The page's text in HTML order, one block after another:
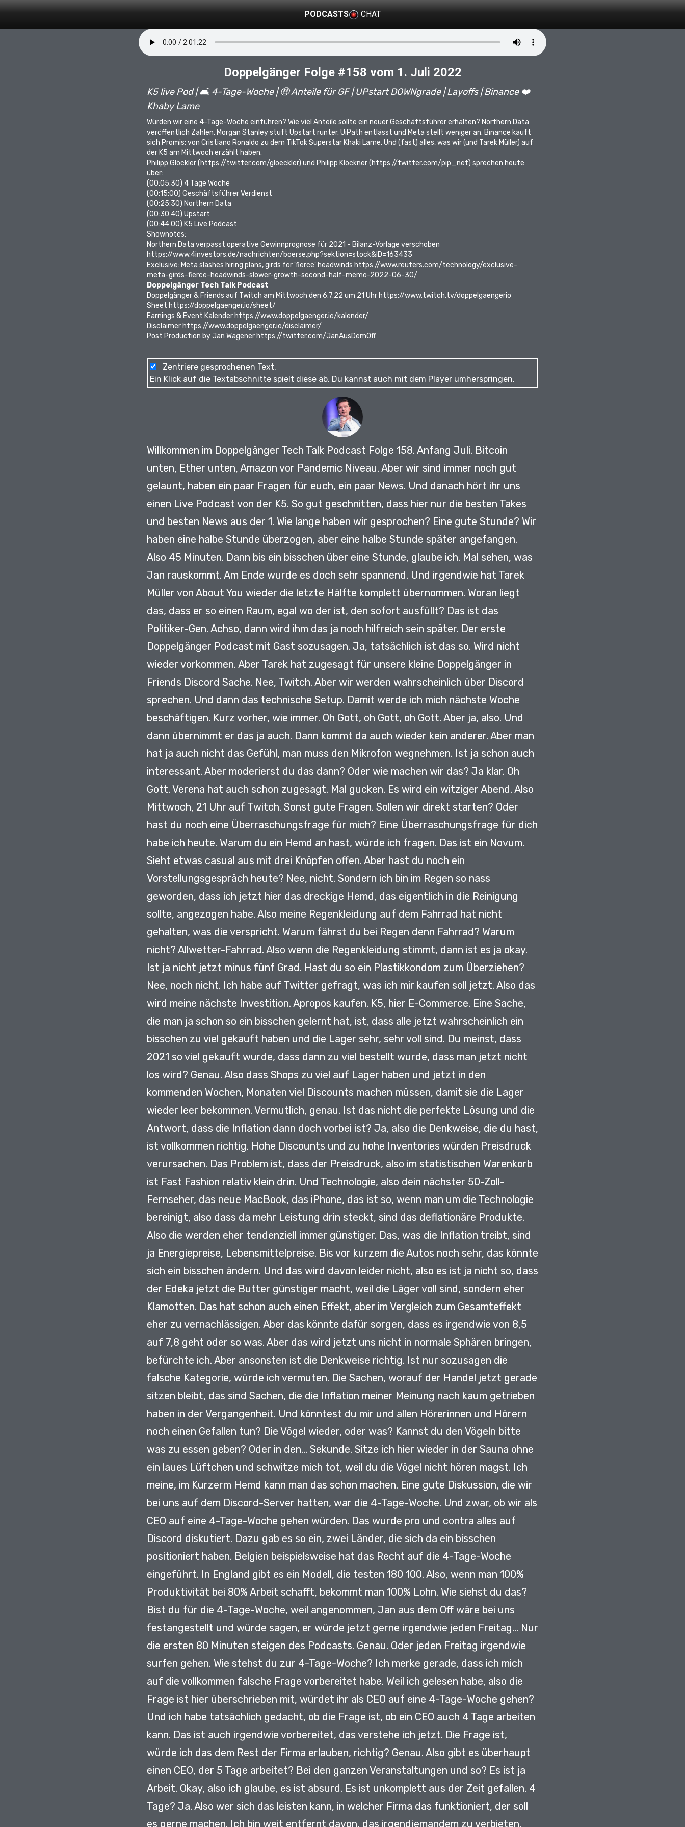
PODCASTS CHAT
Doppelgänger Folge #158 vom 1. Juli 2022
K5 live Pod | 🛋 4-Tage-Woche | 🤑 Anteile für GF | UPstart DOWNgrade | Layoffs | Binance ❤️
Khaby Lame
Würden wir eine 4-Tage-Woche einführen? Wie viel Anteile sollte ein neuer Geschäftsführer erhalten? Northern Data
veröffentlich Zahlen. Morgan Stanley stuft Upstart runter. UiPath entlässt und Meta stellt weniger an. Binance kauft
sich Promis: von Cristiano Ronaldo zu dem TikTok Superstar Khaki Lame. Und (fast) alles, was wir (und Tarek Müller) auf
der K5 am Mittwoch erzählt haben.
Philipp Glöckler (https://twitter.com/gloeckler) und Philipp Klöckner (https://twitter.com/pip_net) sprechen heute
über:
(00:05:30) 4 Tage Woche
(00:15:00) Geschäftsführer Verdienst
(00:25:30) Northern Data
(00:30:40) Upstart
(00:44:00) K5 Live Podcast
Shownotes:
Northern Data verpasst operative Gewinnprognose für 2021 - Bilanz-Vorlage verschoben
https://www.4investors.de/nachrichten/boerse.php?sektion=stock&ID=163433
Exclusive: Meta slashes hiring plans, girds for 'fierce' headwinds https://www.reuters.com/technology/exclusive-
meta-girds-fierce-headwinds-slower-growth-second-half-memo-2022-06-30/
Doppelgänger Tech Talk Podcast
Doppelgänger & Friends auf Twitch am Mittwoch den 6.7.22 um 21 Uhr https://www.twitch.tv/doppelgaengerio
Sheet https://doppelgaenger.io/sheet/
Earnings & Event Kalender https://www.doppelgaenger.io/kalender/
Disclaimer https://www.doppelgaenger.io/disclaimer/
Post Production by Jan Wagener https://twitter.com/JanAusDemOff
Zentriere gesprochenen Text.
Ein Klick auf die Textabschnitte spielt diese ab. Du kannst auch mit dem Player umherspringen.
Willkommen im Doppelgänger Tech Talk Podcast Folge 158. Anfang Juli. Bitcoin
unten, Ether unten, Amazon vor Pandemic Niveau. Aber wir sind immer noch gut
gelaunt, haben ein paar Fragen für euch, ein paar News. Und danach hört ihr uns
einen Live Podcast von der K5. So gut geschnitten, dass hier nur die besten Takes
und besten News aus der 1. Wie lange haben wir gesprochen? Eine gute Stunde? Wir
haben eine halbe Stunde überzogen, aber eine halbe Stunde später angefangen.
Also 45 Minuten. Dann bis ein bisschen über eine Stunde, glaube ich. Mal sehen, was
Jan rauskommt. Am Ende wurde es doch sehr spannend. Und irgendwie hat Tarek
Müller von About You wieder die letzte Hälfte komplett übernommen. Woran liegt
das, dass er so einen Raum, egal wo der ist, den sofort ausfüllt? Das ist das
Politiker-Gen. Achso, dann wird ihm das ja noch hilfreich sein später. Der erste
Doppelgänger Podcast mit Gast sozusagen. Ja, tatsächlich ist das so. Wird nicht
wieder vorkommen. Aber Tarek hat zugesagt für unsere kleine Doppelgänger in
Friends Discord Sache. Nee, Twitch. Aber wir werden wahrscheinlich über Discord
sprechen. Und dann das technische Setup. Damit werde ich mich nächste Woche
beschäftigen. Kurz vorher, wie immer. Oh Gott, oh Gott, oh Gott. Aber ja, also. Und
dann übernimmt er das ja auch. Dann kommt da auch wieder kein anderer. Aber man
hat ja auch nicht das Gefühl, man muss den Mikrofon wegnehmen. Ist ja schon auch
interessant. Aber moderierst du das dann? Oder wie machen wir das? Ja klar. Oh
Gott. Verena hat auch schon zugesagt. Mal gucken. Es wird ein witziger Abend. Also
Mittwoch, 21 Uhr auf Twitch. Sonst gute Fragen. Sollen wir direkt starten? Oder
hast du noch eine Überraschungsfrage für mich? Eine Überraschungsfrage für dich
habe ich heute. Warum du ein Hemd an hast, würde ich fragen. Das ist ein Novum.
Sieht etwas casual aus mit drei Knöpfen offen. Aber hast du noch ein
Vorstellungsgespräch heute? Nee, nicht. Sondern ich bin im Regen so nass
geworden, dass ich jetzt hier das dreckige Hemd, das eigentlich in die Reinigung
sollte, angezogen habe. Also meine Regenkleidung auf dem Fahrrad hat nicht
gehalten, was die verspricht. Warum fährst du bei Regen denn Fahrrad? Warum
nicht? Allwetter-Fahrrad. Also wenn die Regenkleidung stimmt, dann ist es ja okay.
Ist ja nicht jetzt minus fünf Grad. Hast du so ein Plastikkondom zum Überziehen?
Nee, noch nicht. Ich habe auf Twitter gefragt, was ich mir kaufen soll jetzt. Also das
wird meine nächste Investition. Apropos kaufen. K5, hier E-Commerce. Eine Sache,
die man ja schon so ein bisschen gelernt hat, ist, dass alle jetzt wahrscheinlich ein
bisschen zu viel gekauft haben und die Lager sehr, sehr voll sind. Du meinst, dass
2021 so viel gekauft wurde, dass dann zu viel bestellt wurde, dass man jetzt nicht
los wird? Genau. Also dass Shops zu viel auf Lager haben und jetzt in den
kommenden Wochen, Monaten viel Discounts machen müssen, damit sie die Lager
wieder leer bekommen. Vermutlich, genau. Ist das nicht die perfekte Lösung und die
Antwort, dass die Inflation dann doch vorbei ist? Ja, also die Denkweise, die du hast,
ist vollkommen richtig. Hohe Discounts und zu hohe Inventories würden Preisdruck
verursachen. Das Problem ist, dass der Preisdruck, also im statistischen Warenkorb
ist Fast Fashion relativ klein drin. Und Technologie, also dein nächster 50-Zoll-
Fernseher, das neue MacBook, das iPhone, das ist so, wenn man um die Technologie
bereinigt, also dass da mehr Leistung drin steckt, sind das deflationäre Produkte.
Also die werden eher tendenziell immer günstiger. Das, was die Inflation treibt, sind
ja Energiepreise, Lebensmittelpreise. Bis vor kurzem die Autos noch sehr, das könnte
sich ein bisschen ändern. Und das wird davon leider nicht, also es ist ja nicht so, dass
der Edeka jetzt die Butter günstiger macht, weil die Läger voll sind, sondern eher
Klamotten. Das hat schon auch einen Effekt, aber im Vergleich zum Gesamteffekt
eher zu vernachlässigen. Aber das könnte dafür sorgen, dass es irgendwie von 8,5
auf 7,8 geht oder so was. Aber das wird jetzt uns nicht in normale Sphären bringen,
befürchte ich. Aber ansonsten ist die Denkweise richtig. Ist nur sozusagen die
falsche Kategorie, würde ich vermuten. Die Sachen, worauf der Handel jetzt gerade
sitzen bleibt, das sind Sachen, die die Inflation meiner Meinung nach kaum getrieben
haben in der Vergangenheit. Und könntest du mir und allen Hörerinnen und Hörern
noch einen Gefallen tun? Die Vögel wieder, oder was? Kannst du den Vögeln bitte
was zu essen geben? Oder in den... Sekunde. Sitze ich hier wieder in der Sauna ohne
ein laues Lüftchen und schwitze mich tot, weil du die Vögel nicht hören magst. Ich
meine, im Kurzerm Hemd kann man das schon machen. Eine gute Diskussion, die wir
bei uns auf dem Discord-Server hatten, war die 4-Tage-Woche. Und zwar, ob wir als
CEO auf eine 4-Tage-Woche gehen würden. Das wurde pro und contra alles auf
Discord diskutiert. Dazu gab es so ein, zwei Länder, die sich da ein bisschen
positioniert haben. Belgien beispielsweise hat das Recht auf die 4-Tage-Woche
eingeführt. In England gibt es ein Modell, die testen 180 100. Also, wenn man 100%
Produktivität bei 80% Arbeit schafft, bekommt man 100% Lohn. Wie siehst du das?
Bist du für die 4-Tage-Woche, weil angenommen, Jan aus dem Off wäre bei uns
festangestellt und würde sagen, er würde jetzt gerne irgendwie jeden Freitag... Nur
die ersten 80 Minuten steigen des Podcasts. Genau. Oder jeden Freitag irgendwie
surfen gehen. Wie stehst du zur 4-Tage-Woche? Ich merke gerade, dass ich mich
auf die vollkommen falsche Frage vorbereitet habe. Weil ich gelesen habe, also die
Frage ist hier überschrieben mit, würdet ihr als CEO auf eine 4-Tage-Woche gehen?
Und ich habe tatsächlich gedacht, ob die Frage ist, ob ein CEO auch 4 Tage arbeiten
kann. Das ist auch irgendwie vorbereitet, das verstehe ich jetzt. Die Frage ist,
würde ich das dem Rest der Firma erlauben, richtig? Genau. Also gibt es überhaupt
einen CEO, der 5 Tage arbeitet? Bei den ganzen Veranstaltungen und so? Es ist ja
Arbeit. Okay, also ich glaube, es ist absurd. Es ist unkomplett aus der Zeit gefallen. 4
Tage? Ja. Also wer sich das leisten kann, in welcher Firma das funktioniert, der soll
es gerne machen. Ich bin weit entfernt davon, das irgendjemandem zu verbieten.